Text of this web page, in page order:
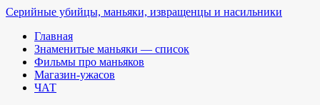
Серийные убийцы, маньяки, извращенцы и насильники
Главная
Знаменитые маньяки — список
Фильмы про маньяков
Магазин-ужасов
ЧАТ